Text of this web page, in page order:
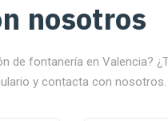
nosotros
de fontanería en Valencia?
y contacta con nosotros.